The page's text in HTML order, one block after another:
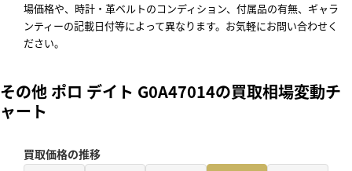
場価格や、時計・革ベルトのコンディション、付属品の有無、ギャラ
ンティーの記載日付等によって異なります。お気軽にお問い合わせく
ださい。
その他 ポロ デイト G0A47014の買取相場変動チ
ャート
買取価格の推移